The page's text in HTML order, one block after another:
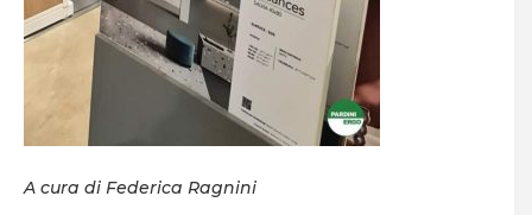
A cura di Federica Ragnini